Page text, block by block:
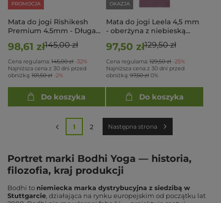
PROMOCJA
Mata do jogi Rishikesh
Premium 4.5mm - Długa
200cm - musztardowy
98,61 zł145,00 zł
Cena regularna: 145,00 zł -32%
Najniższa cena z 30 dni przed
obniżką: 101,50 zł -2%
Do koszyka
OKAZJA
Mata do jogi Leela 4,5 mm
- oberżyna z niebieską
97,50 zł129,50 zł
Cena regularna: 129,50 zł -25%
Najniższa cena z 30 dni przed
obniżką: 97,50 zł 0%
Do koszyka
1 2 Następna strona
Portret marki Bodhi Yoga — historia,
filozofia, kraj produkcji
Bodhi to niemiecka marka dystrybucyjna z siedzibą w
Stuttgarcie, działająca na rynku europejskim od początku lat